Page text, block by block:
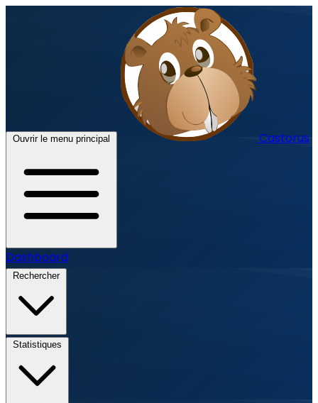
Ouvrir le menu principal Castorus
Dashboard
Rechercher
Statistiques